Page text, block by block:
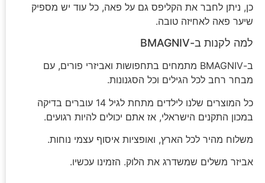
כן, ניתן לחבר את הקליפס גם על פאה, כל עוד יש מספיק
שיער פאה לאחיזה טובה.
למה לקנות ב-BMAGNIV
ב-BMAGNIV מתמחים בתחפושות ואביזרי פורים, עם
מבחר רחב לכל הגילים וכל הסגנונות.
כל המוצרים שלנו לילדים מתחת לגיל 14 עוברים בדיקה
במכון התקנים הישראלי, אז אתם יכולים להיות רגועים.
משלוח מהיר לכל הארץ, ואופציות איסוף עצמי נוחות.
אביזר משלים שמשדרג את הלוק. הזמינו עכשיו.